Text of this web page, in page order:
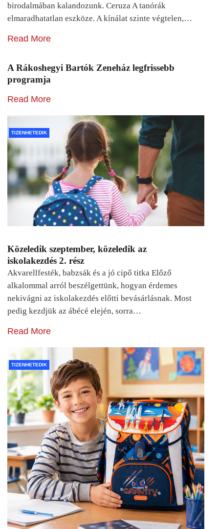
birodalmában kalandozunk. Ceruza A tanórák
elmaradhatatlan eszköze. A kínálat szinte végtelen,…
Read More
A Rákoshegyi Bartók Zeneház legfrissebb
programja
Read More
TIZENHETEDIK
Közeledik szeptember, közeledik az
iskolakezdés 2. rész
Akvarellfesték, babzsák és a jó cipő titka Előző
alkalommal arról beszélgettünk, hogyan érdemes
nekivágni az iskolakezdés előtti bevásárlásnak. Most
pedig kezdjük az ábécé elején, sorra…
Read More
TIZENHETEDIK